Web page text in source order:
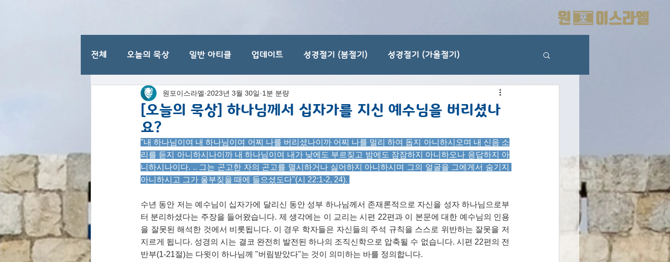
전체 오늘의 묵상 일반 아티클 업데이트 성경절기 (봄절기) 성경절기 (가을절기)
이스라엘 일반 명절
[오늘의 묵상] 하나님께서 십자가를 지신 예수님을 버리셨나
요?
원포이스라엘 2023년 3월 30일 1분 분량
"내 하나님이여 내 하나님이여 어찌 나를 버리셨나이까 어찌 나를 멀리 하여 돕지 아니하시오며 내 신음 소
리를 듣지 아니하시나이까 내 하나님이여 내가 낮에도 부르짖고 밤에도 잠잠하지 아니하오나 응답하지 아
니하시나이다. .. 그는 곤고한 자의 곤고를 멸시하거나 싫어하지 아니하시며 그의 얼굴을 그에게서 숨기지
아니하시고 그가 울부짖을 때에 들으셨도다"(시 22:1-2, 24).
수년 동안 저는 예수님이 십자가에 달리신 동안 성부 하나님께서 존재론적으로 자신을 성자 하나님으로부
터 분리하셨다는 주장을 들어왔습니다. 제 생각에는 이 교리는 시편 22편과 이 본문에 대한 예수님의 인용
을 잘못된 해석한 것에서 비롯됩니다. 이 경우 학자들은 자신들의 주석 규칙을 스스로 위반하는 잘못을 저
지르게 됩니다. 성경의 시는 결코 완전히 발전된 하나의 조직신학으로 압축될 수 없습니다. 시편 22편의 전
반부(1-21절)는 다윗이 하나님께 "버림받았다"는 것이 의미하는 바를 정의합니다.